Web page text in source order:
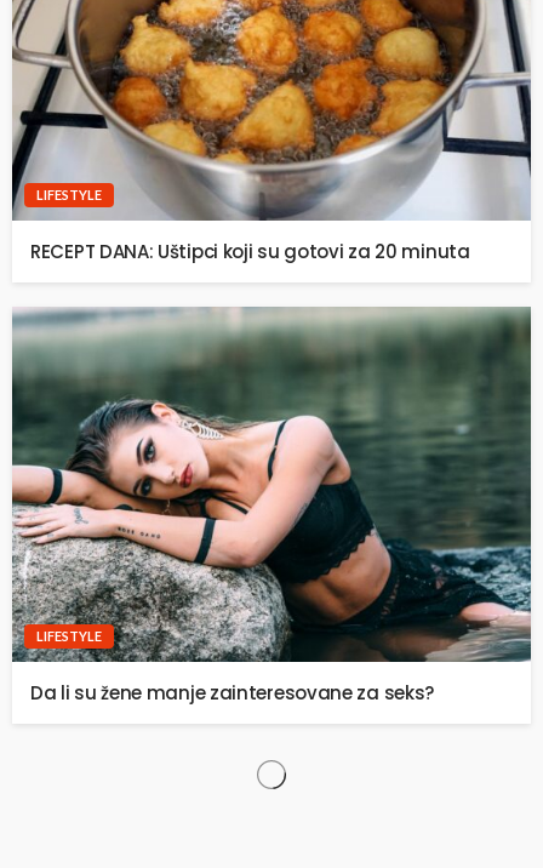
LIFESTYLE
RECEPT DANA: Uštipci koji su gotovi za 20 minuta
LIFESTYLE
Da li su žene manje zainteresovane za seks?